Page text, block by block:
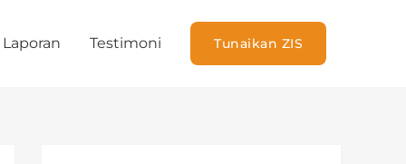
Laporan Testimoni Tunaikan ZIS